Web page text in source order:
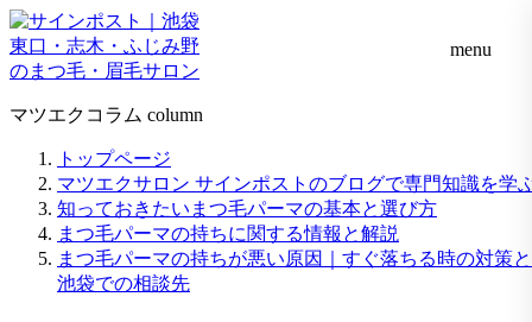
menu
マツエクコラム column
トップページ
マツエクサロン サインポストのブログで専門知識を学
知っておきたいまつ毛パーマの基本と選び方
まつ毛パーマの持ちに関する情報と解説
まつ毛パーマの持ちが悪い原因｜すぐ落ちる時の対策と
池袋での相談先